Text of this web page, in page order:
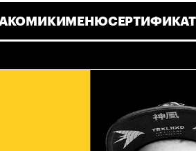
КОМИКИМЕНЮСЕРТИФИКАТ